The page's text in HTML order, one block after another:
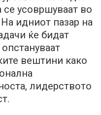
се усовршуваат во
идниот пазар на
ќе бидат
вештини како
лидерството